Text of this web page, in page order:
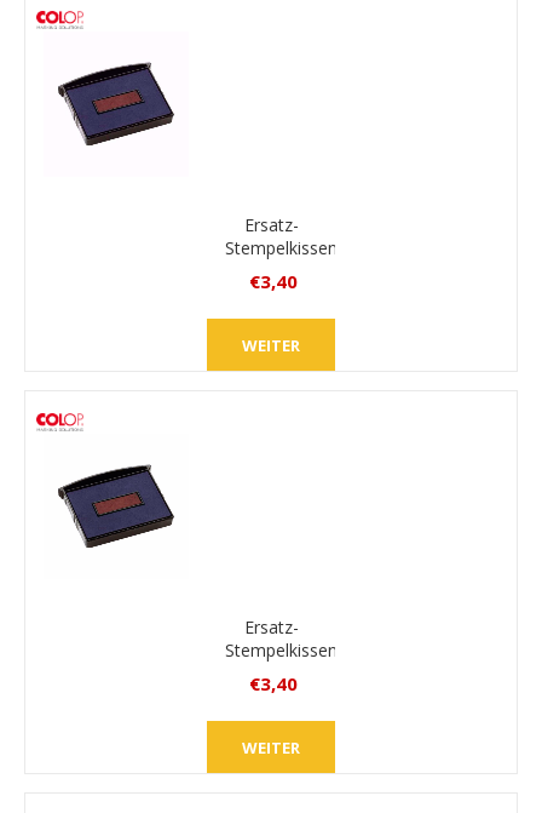
Ersatz-
Stempelkissen
Colop
E/2300
€3,40
zzgl.
WEITER
Ersatz-
Stempelkissen
Colop
E/2300/2
zweifarbig
€3,40
zzgl.
WEITER